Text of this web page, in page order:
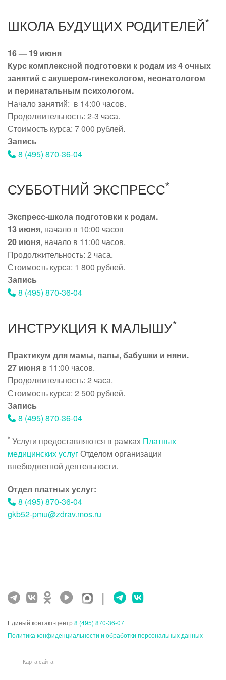
ШКОЛА БУДУЩИХ РОДИТЕЛЕЙ*
16 — 19 июня
Курс комплексной подготовки к родам из 4 очных
занятий с акушером-гинекологом, неонатологом
и перинатальным психологом.
Начало занятий: в 14:00 часов.
Продолжительность: 2-3 часа.
Стоимость курса: 7 000 рублей.
Запись
8 (495) 870-36-04
СУББОТНИЙ ЭКСПРЕСС*
Экспресс-школа подготовки к родам.
13 июня, начало в 10:00 часов
20 июня, начало в 11:00 часов.
Продолжительность: 2 часа.
Стоимость курса: 1 800 рублей.
Запись
8 (495) 870-36-04
ИНСТРУКЦИЯ К МАЛЫШУ*
Практикум для мамы, папы, бабушки и няни.
27 июня в 11:00 часов.
Продолжительность: 2 часа.
Стоимость курса: 2 500 рублей.
Запись
8 (495) 870-36-04
* Услуги предоставляются в рамках Платных
медицинских услугОтделом организации
внебюджетной деятельности.
Отдел платных услуг:
8 (495) 870-36-04
gkb52-pmu@zdrav.mos.ru
|
Единый контакт-центр 8 (495) 870-36-07
Политика конфиденциальности и обработки персональных данных
Карта сайта